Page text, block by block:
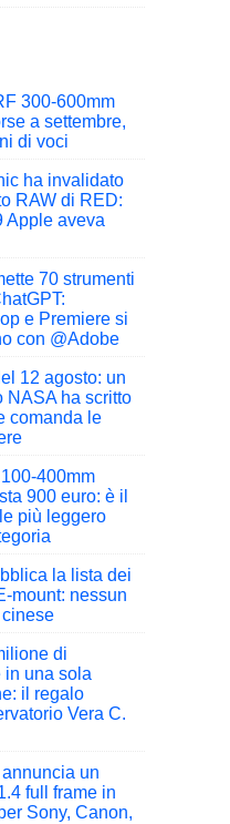
300-600mm
a settembre,
di voci
ha invalidato
RAW di RED:
Apple aveva
70 strumenti
e Premiere si
con @Adobe
12 agosto: un
NASA ha scritto
comanda le
100-400mm
900 euro: è il
più leggero
la lista dei
mount: nessun
di
in una sola
il regalo
Vera C.
un
full frame in
Sony, Canon,